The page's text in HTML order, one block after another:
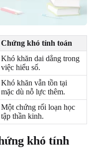
Chứng khó tính toán
Khó khăn dai dẳng trong
việc hiểu số.
Khó khăn vẫn tồn tại
mặc dù nỗ lực thêm.
Một chứng rối loạn học
tập thần kinh.
khó tính